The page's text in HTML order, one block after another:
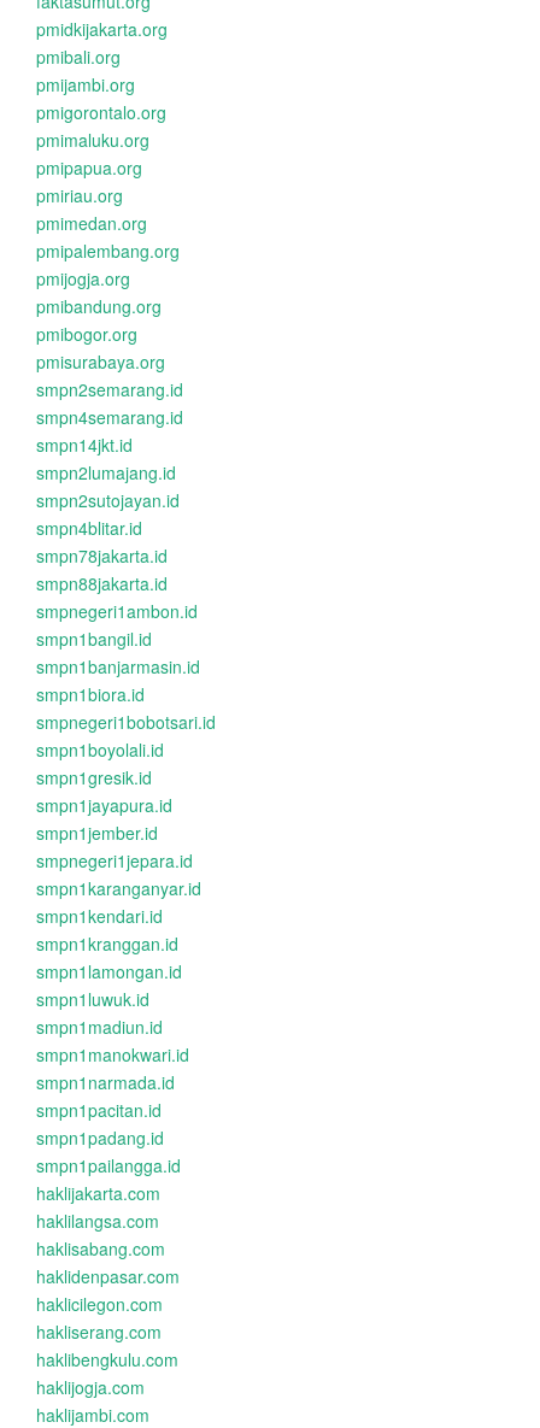
pmidkijakarta.org
pmibali.org
pmijambi.org
pmigorontalo.org
pmimaluku.org
pmipapua.org
pmiriau.org
pmimedan.org
pmipalembang.org
pmijogja.org
pmibandung.org
pmibogor.org
pmisurabaya.org
smpn2semarang.id
smpn4semarang.id
smpn14jkt.id
smpn2lumajang.id
smpn2sutojayan.id
smpn4blitar.id
smpn78jakarta.id
smpn88jakarta.id
smpnegeri1ambon.id
smpn1bangil.id
smpn1banjarmasin.id
smpn1biora.id
smpnegeri1bobotsari.id
smpn1boyolali.id
smpn1gresik.id
smpn1jayapura.id
smpn1jember.id
smpnegeri1jepara.id
smpn1karanganyar.id
smpn1kendari.id
smpn1kranggan.id
smpn1lamongan.id
smpn1luwuk.id
smpn1madiun.id
smpn1manokwari.id
smpn1narmada.id
smpn1pacitan.id
smpn1padang.id
smpn1pailangga.id
haklijakarta.com
haklilangsa.com
haklisabang.com
haklidenpasar.com
haklicilegon.com
hakliserang.com
haklibengkulu.com
haklijogja.com
haklijambi.com